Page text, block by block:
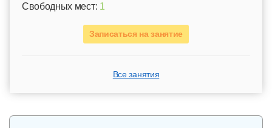
Свободных мест: 1
Записаться на занятие
Все занятия